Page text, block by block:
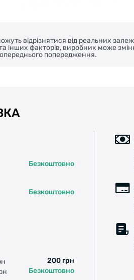
відрізнятися від реальних
інших факторів, виробник може
попередження.
Безкоштовно
Безкоштовно
200 грн
Безкоштовно